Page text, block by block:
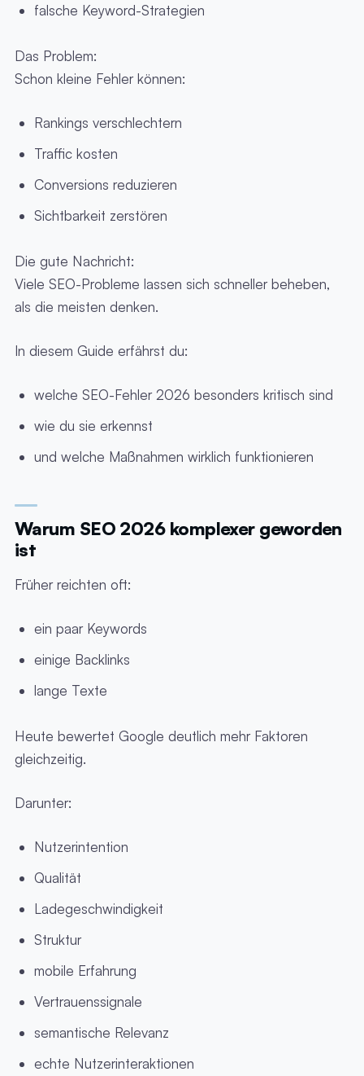
falsche Keyword-Strategien
Das Problem:
Schon kleine Fehler können:
Rankings verschlechtern
Traffic kosten
Conversions reduzieren
Sichtbarkeit zerstören
Die gute Nachricht:
Viele SEO-Probleme lassen sich schneller beheben,
als die meisten denken.
In diesem Guide erfährst du:
welche SEO-Fehler 2026 besonders kritisch sind
wie du sie erkennst
und welche Maßnahmen wirklich funktionieren
Warum SEO 2026 komplexer geworden
ist
Früher reichten oft:
ein paar Keywords
einige Backlinks
lange Texte
Heute bewertet Google deutlich mehr Faktoren
gleichzeitig.
Darunter:
Nutzerintention
Qualität
Ladegeschwindigkeit
Struktur
mobile Erfahrung
Vertrauenssignale
semantische Relevanz
echte Nutzerinteraktionen